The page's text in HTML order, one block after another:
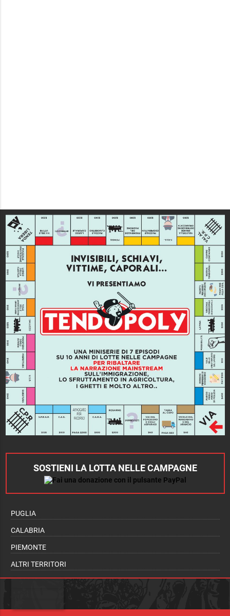
SOSTIENI LA LOTTA NELLE CAMPAGNE
PUGLIA
CALABRIA
PIEMONTE
ALTRI TERRITORI